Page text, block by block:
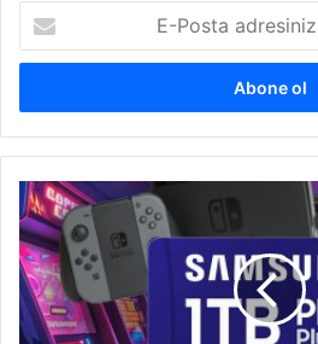
Posta
adresinizi
Samsung,
Steam
Deck
uyumlu
1
TB